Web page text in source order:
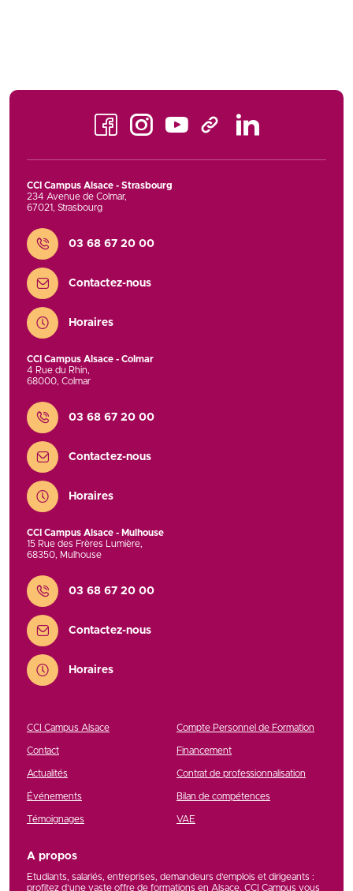
FacebookInstagramYoutube TikTok
CCI Campus Alsace - Strasbourg
234 Avenue de Colmar,
67021, Strasbourg
Contact
03 68 67 20 00
Contactez-nous
Horaires
CCI Campus Alsace - Colmar
4 Rue du Rhin,
68000, Colmar
Contact
03 68 67 20 00
Contactez-nous
Horaires
CCI Campus Alsace - Mulhouse
15 Rue des Frères Lumière,
68350, Mulhouse
Contact
03 68 67 20 00
Contactez-nous
Horaires
CCI Campus Alsace
Contact
Actualités
Événements
Témoignages
Compte Personnel de Formation
Financement
Contrat de professionnalisation
Bilan de compétences
VAE
A propos
Etudiants, salariés, entreprises, demandeurs d’emplois et dirigeants :
profitez d’une vaste offre de formations en Alsace. CCI Campus vous